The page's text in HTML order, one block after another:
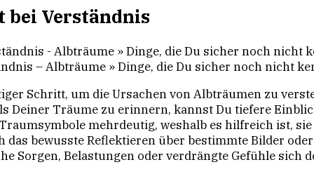
bei Verständnis
– Albträume » Dinge, die Du sicher noch nicht
Schritt, um die Ursachen von Albträumen zu
Deiner Träume zu erinnern, kannst Du tiefere
mehrdeutig, weshalb es hilfreich ist,
bewusste Reflektieren über bestimmte Bilder
Sorgen, Belastungen oder verdrängte Gefühle sich